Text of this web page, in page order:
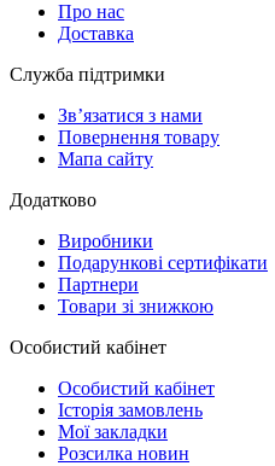
Про нас
Доставка
Служба підтримки
Зв’язатися з нами
Повернення товару
Мапа сайту
Додатково
Виробники
Подарункові сертифікати
Партнери
Товари зі знижкою
Особистий кабінет
Особистий кабінет
Історія замовлень
Мої закладки
Розсилка новин